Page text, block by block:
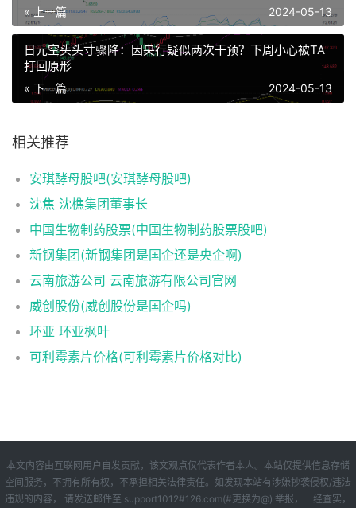
« 上一篇 2024-05-13
日元空头头寸骤降：因央行疑似两次干预？下周小心被TA
打回原形
« 下一篇 2024-05-13
相关推荐
安琪酵母股吧(安琪酵母股吧)
沈焦 沈樵集团董事长
中国生物制药股票(中国生物制药股票股吧)
新钢集团(新钢集团是国企还是央企啊)
云南旅游公司 云南旅游有限公司官网
威创股份(威创股份是国企吗)
环亚 环亚枫叶
可利霉素片价格(可利霉素片价格对比)
本文内容由互联网用户自发贡献，该文观点仅代表作者本人。本站仅提供信息存储
空间服务，不拥有所有权，不承担相关法律责任。如发现本站有涉嫌抄袭侵权/违法
违规的内容， 请发送邮件至 support1012#126.com(#更换为@) 举报，一经查实，